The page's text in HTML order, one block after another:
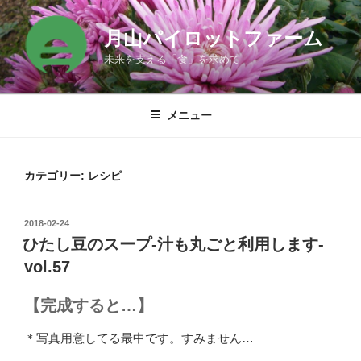
コ
ン
テ
ン
ツ
月山パイロットファーム
未来を支える「食」を求めて
メニュー
カテゴリー: レシピ
投
稿
日:
2018-02-24
ひたし豆のスープ-汁も丸ごと利用します-
vol.57
【完成すると…】
＊写真用意してる最中です。すみません…